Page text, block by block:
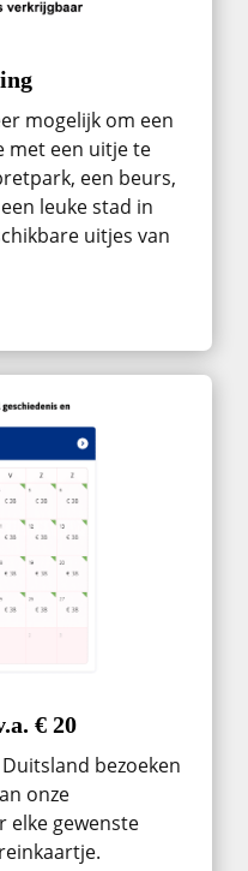
mogelijk om een
met een uitje te
een beurs,
leuke stad in
uitjes van
€ 20
bezoeken
onze
elke gewenste